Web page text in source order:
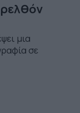
μια
σε